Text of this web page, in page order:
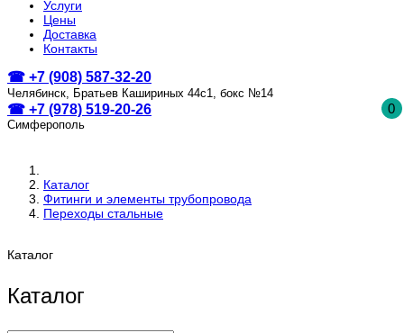
Услуги
Цены
Доставка
Контакты
☎ +7 (908) 587-32-20
Челябинск, Братьев Кашириных 44с1, бокс №14
☎ +7 (978) 519-20-26
Симферополь
0
Каталог
Фитинги и элементы трубопровода
Переходы стальные
Каталог
Каталог